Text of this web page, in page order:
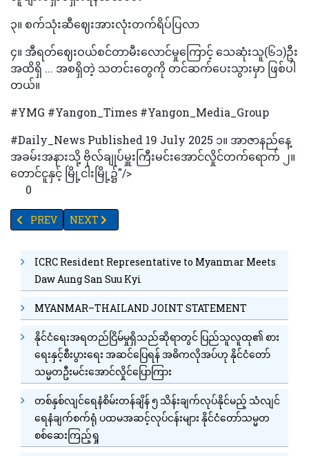
၃။ ‌‎စက်သုံးဆီဈေးအားလုံးတက်ရိပ်ပြလာ
၄။ ‎အီရတ်ဈေးဝယ်စင်တာမီးလောင်မှုကြောင့် သေဆုံးသူ(၆၁)ဦး
အထိရှိ ... အစရှိတဲ့ သတင်းတွေကို တင်ဆက်ပေးသွားမှာ ဖြစ်ပါ
တယ်။
#YMG #Yangon_Times #Yangon_Media_Group
#Daily_News Published 19 July 2025 ၁။ ‌‌‌‎‎အာဇာနည်နေ့
အခမ်းအနားသို့ ဗိုလ်ချုပ်မှူးကြီးမင်းအောင်လှိုင်တက်ရောက် ‎၂။
‌‎‎‎တောင်ငူနှင့် မြို့ငါးမြို့၌"/>
0
PREVIOUS ARTICLE: မြန်မာ့ထောပတ်သီးအခြေခံ အလှကုန်ပစ္စည်း
PREV NEXT ARTICLE: ဗိုလ်ချုပ်မှူးကြီးမင်းအောင်လှိုင် အာဇာ
NEXT
ICRC Resident Representative to Myanmar Meets
Daw Aung San Suu Kyi
MYANMAR–THAILAND JOINT STATEMENT
နိုင်ငံရေးအရတည်ငြိမ်မှုရှိသည်ဆိုရာတွင် ပြည်သူလူထု၏ စား
ရေးနှင့်စီးပွားရေး အဆင်ပြေရန် အဓိကလိုအပ်ဟု နိုင်ငံတော်
သမ္မတဦးမင်းအောင်လှိုင်ပြောကြား
တစ်နှစ်လျင်ရေနံစိမ်းတန်ချိန် ၅ သိန်းချက်လုပ်နိုင်မည့် သံလျင်
ရေနံချက်စက်ရုံ ပထမအဆင့်လုပ်ငန်းများ နိုင်ငံတော်သမ္မတ
စစ်ဆေးကြည့်ရှု